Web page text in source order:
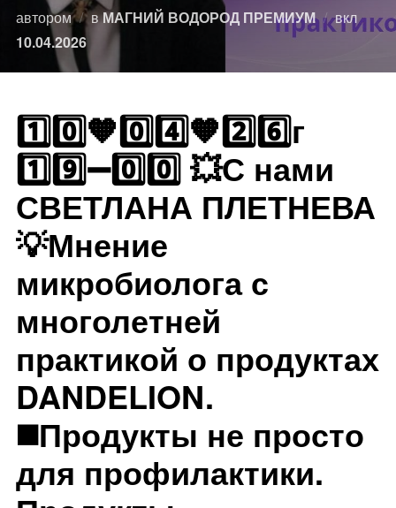
автором вМАГНИЙ ВОДОРОД ПРЕМИУМ вкл
10.04.2026
1️⃣0️⃣🧡0️⃣4️⃣🧡2️⃣6️⃣г
1️⃣9️⃣➖0️⃣0️⃣ 💥С нами
СВЕТЛАНА ПЛЕТНЕВА
💡Мнение
микробиолога с
многолетней
практикой о продуктах
DANDELION.
◼️Продукты не просто
для профилактики.